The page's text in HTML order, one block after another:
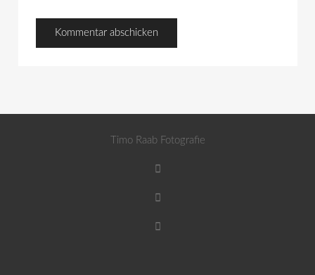
Timo Raab Fotografie